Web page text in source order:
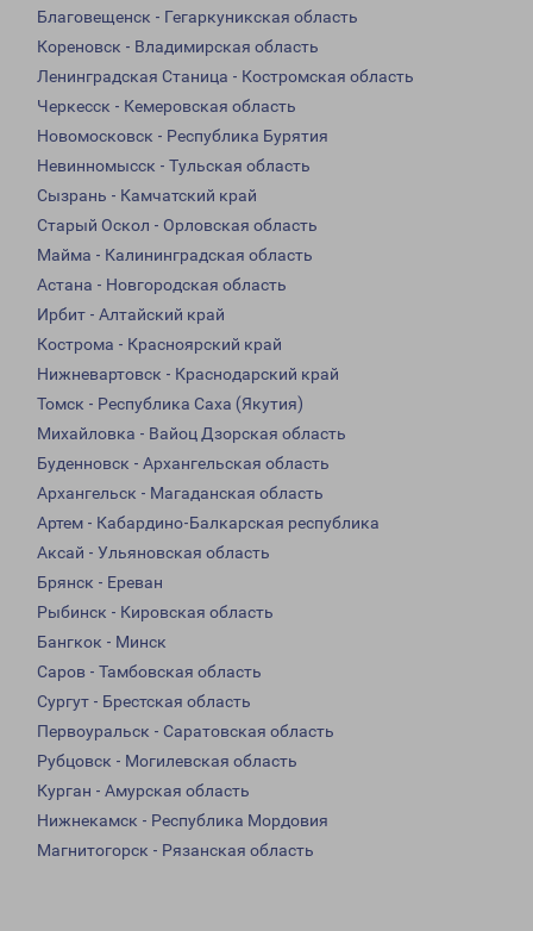
Благовещенск - Гегаркуникская область
Кореновск - Владимирская область
Ленинградская Станица - Костромская область
Черкесск - Кемеровская область
Новомосковск - Республика Бурятия
Невинномысск - Тульская область
Сызрань - Камчатский край
Старый Оскол - Орловская область
Майма - Калининградская область
Астана - Новгородская область
Ирбит - Алтайский край
Кострома - Красноярский край
Нижневартовск - Краснодарский край
Томск - Республика Саха (Якутия)
Михайловка - Вайоц Дзорская область
Буденновск - Архангельская область
Архангельск - Магаданская область
Артем - Кабардино-Балкарская республика
Аксай - Ульяновская область
Брянск - Ереван
Рыбинск - Кировская область
Бангкок - Минск
Саров - Тамбовская область
Сургут - Брестская область
Первоуральск - Саратовская область
Рубцовск - Могилевская область
Курган - Амурская область
Нижнекамск - Республика Мордовия
Магнитогорск - Рязанская область